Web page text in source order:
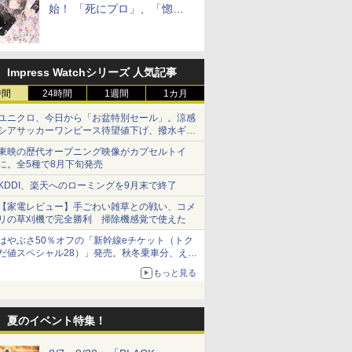
始！ 「死にプロ」、「惚れ
Impress Watchシリーズ 人気記事
24時間 1週間 1カ月
ニクロ、今日から「お盆特別セール」。涼感
アサッカーワンピース待望値下げ、撥水ギア
ョーツは1990円に
映の歴代オープニング映像がカプセルトイ
。全5種で8月下旬発売
、楽天へのローミングを9月末で終了
家電レビュー】手ごわい雑草との戦い、コメ
の草刈機で完全勝利 掃除機感覚で使えた
やぶさ50％オフの「新幹線eチケット（トク
値スペシャル28）」発売。秋冬乗車分、えき
もっと見る
夏のイベント特集！